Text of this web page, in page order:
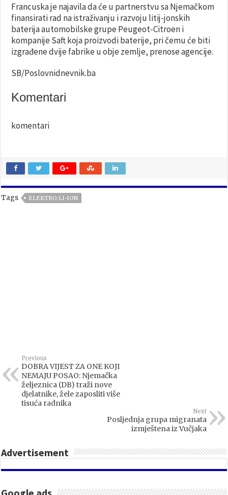
Francuska je najavila da će u partnerstvu sa Njemačkom
finansirati rad na istraživanju i razvoju litij-jonskih
baterija automobilske grupe Peugeot-Citroen i
kompanije Saft koja proizvodi baterije, pri čemu će biti
izgrađene dvije fabrike u obje zemlje, prenose agencije.
SB/Poslovnidnevnik.ba
Komentari
komentari
Tags ELEKTRO;LI-ION
Previous
DOBRA VIJEST ZA ONE KOJI
NEMAJU POSAO: Njemačka
željeznica (DB) traži nove
djelatnike, žele zaposliti više
tisuća radnika
Next
Posljednja grupa migranata
izmještena iz Vučjaka
Advertisement